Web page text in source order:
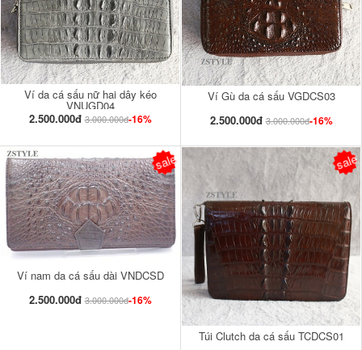
Ví da cá sấu nữ hai dây kéo
VNUGD04
2.500.000đ 3.000.000đ-16%
Ví Gù da cá sấu VGDCS03
2.500.000đ 3.000.000đ-16%
Ví nam da cá sấu dài VNDCSD
2.500.000đ 3.000.000đ-16%
sale
Túi Clutch da cá sấu TCDCS01
sale